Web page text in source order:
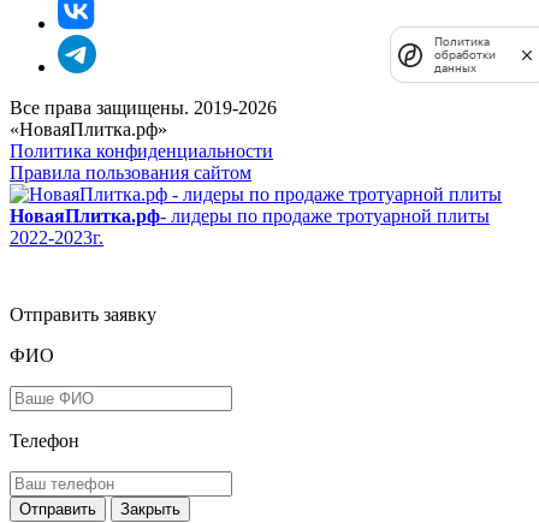
Все права защищены. 2019-2026
«НоваяПлитка.рф»
Политика конфиденциальности
Правила пользования сайтом
НоваяПлитка.рф- лидеры по продаже тротуарной плиты
2022-2023г.
Отправить заявку
ФИО
Телефон
Закрыть
Политика
обработки
данных